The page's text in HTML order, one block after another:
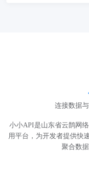
连接数据
小小API是山东省云鹊网
用平台，为开发者提供快
聚合数